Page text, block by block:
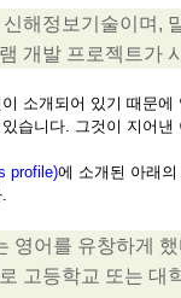
해정보기술이며,
개발 프로젝트가
소개되어 있기 때문
습니다. 그것이 지어
profile)에 소개된 아래
영어를 유창하게
고등학교 또는 대